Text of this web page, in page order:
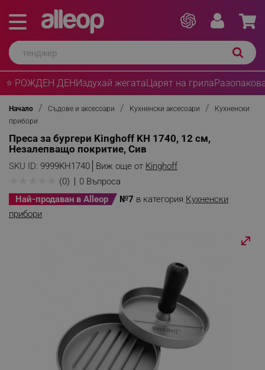
⭐ РОЖДЕН ДЕНИздухай жегатаЦарят на грила
Начало Съдове и аксесоари Кухненски аксесоари
Кухненски
прибори
Преса за бургери Kinghoff KH 1740, 12 см,
Незалепващо покритие, Сив
SKU ID: 9999KH1740 Виж още от Kinghoff
(0)
0 Въпроса
Най-продаван в Alleop
№7 в категория Кухненски
прибори